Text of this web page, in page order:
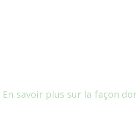
En savoir plus sur la façon